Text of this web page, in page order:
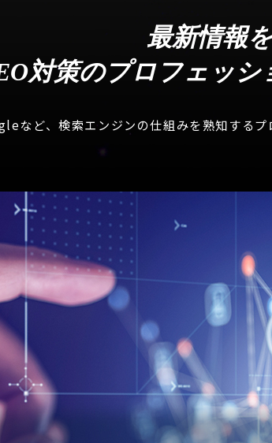
最新情報
対策のプロフェッシ
など、検索エンジンの仕組みを熟知する